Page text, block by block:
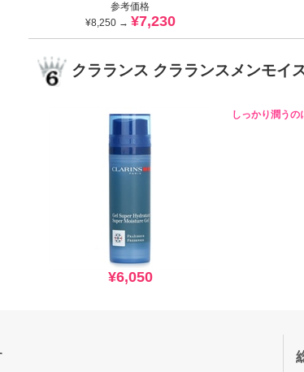
参考価格
¥8,250 → ¥7,230
クラランス クラランスメンモイ
¥6,050
しっかり潤う